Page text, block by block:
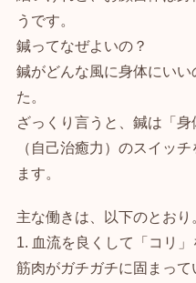
うです。
鍼ってなぜよいの？
鍼がどんな風に身体にい
た。
ざっくり言うと、鍼は「
（自己治癒力）のスイッ
ます。
主な働きは、以下のとおり
1. 血流を良くして「コリ」
筋肉がガチガチに固まっ